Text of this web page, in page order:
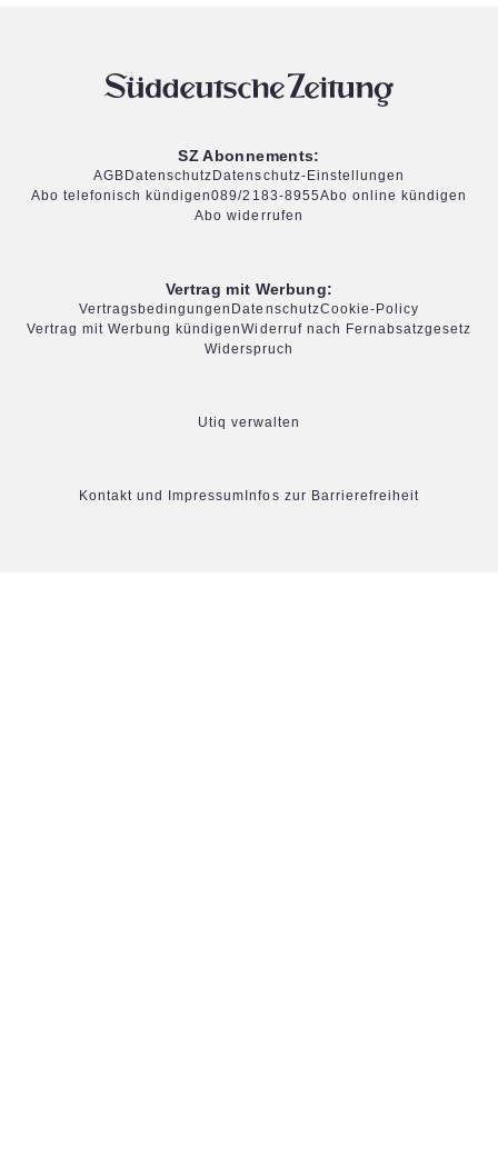
SZ Abonnements:
AGB Datenschutz Datenschutz-Einstellungen
Abo telefonisch kündigen089/2183-8955Abo online kündigen
Abo widerrufen
Vertrag mit Werbung:
Vertragsbedingungen DatenschutzCookie-Policy
Vertrag mit Werbung kündigenWiderruf nach Fernabsatzgesetz
Widerspruch
Utiq verwalten
Kontakt und Impressum Infos zur Barrierefreiheit